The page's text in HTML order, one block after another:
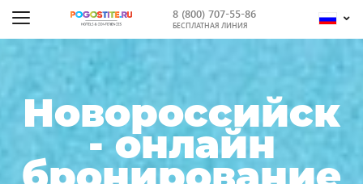
8 (800) 707-55-86
БЕСПЛАТНАЯ ЛИНИЯ
Новороссийск
- онлайн